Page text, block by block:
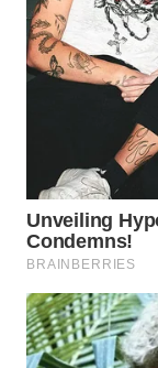
WN
PURWAKARTA
WN
WN
SEMARANG
WN
SOLO
WN